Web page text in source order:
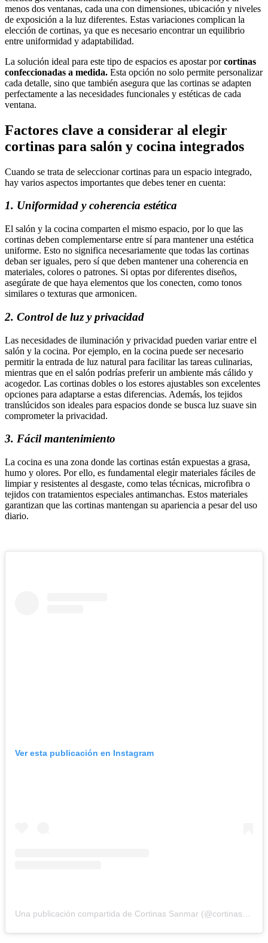
menos dos ventanas, cada una con dimensiones, ubicación y niveles
de exposición a la luz diferentes. Estas variaciones complican la
elección de cortinas, ya que es necesario encontrar un equilibrio
entre uniformidad y adaptabilidad.
La solución ideal para este tipo de espacios es apostar porcortinas
confeccionadas a medida. Esta opción no solo permite personalizar
cada detalle, sino que también asegura que las cortinas se adapten
perfectamente a las necesidades funcionales y estéticas de cada
ventana.
Factores clave a considerar al elegir
cortinas para salón y cocina integrados
Cuando se trata de seleccionar cortinas para un espacio integrado,
hay varios aspectos importantes que debes tener en cuenta:
1. Uniformidad y coherencia estética
El salón y la cocina comparten el mismo espacio, por lo que las
cortinas deben complementarse entre sí para mantener una estética
uniforme. Esto no significa necesariamente que todas las cortinas
deban ser iguales, pero sí que deben mantener una coherencia en
materiales, colores o patrones. Si optas por diferentes diseños,
asegúrate de que haya elementos que los conecten, como tonos
similares o texturas que armonicen.
2. Control de luz y privacidad
Las necesidades de iluminación y privacidad pueden variar entre el
salón y la cocina. Por ejemplo, en la cocina puede ser necesario
permitir la entrada de luz natural para facilitar las tareas culinarias,
mientras que en el salón podrías preferir un ambiente más cálido y
acogedor. Las cortinas dobles o los estores ajustables son excelentes
opciones para adaptarse a estas diferencias. Además, los tejidos
translúcidos son ideales para espacios donde se busca luz suave sin
comprometer la privacidad.
3. Fácil mantenimiento
La cocina es una zona donde las cortinas están expuestas a grasa,
humo y olores. Por ello, es fundamental elegir materiales fáciles de
limpiar y resistentes al desgaste, como telas técnicas, microfibra o
tejidos con tratamientos especiales antimanchas. Estos materiales
garantizan que las cortinas mantengan su apariencia a pesar del uso
diario.
Ver esta publicación en Instagram